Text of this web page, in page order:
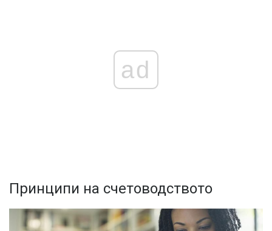
ad
Принципи на счетоводството